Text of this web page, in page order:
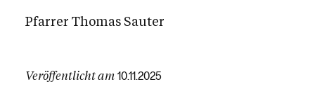
Pfarrer Thomas Sauter
Veröffentlicht am 10.11.2025